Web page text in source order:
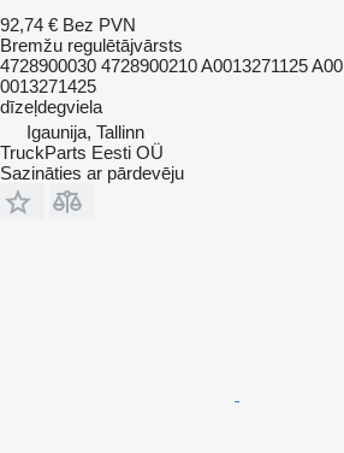
92,74 € Bez PVN
Bremžu regulētājvārsts
4728900030 4728900210 A0013271125
0013271425
dīzeļdegviela
Igaunija, Tallinn
TruckParts Eesti OÜ
Sazināties ar pārdevēju